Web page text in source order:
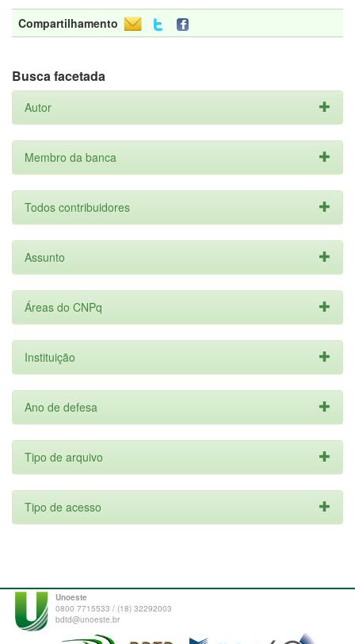
Compartilhamento
Busca facetada
Autor
Membro da banca
Todos contribuidores
Assunto
Áreas do CNPq
Instituição
Ano de defesa
Tipo de arquivo
Tipo de acesso
Unoeste
0800 7715533 / (18) 32292003
bdtd@unoeste.br